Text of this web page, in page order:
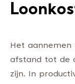
Het
afstand tot de
zijn. In